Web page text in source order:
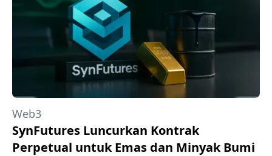
Web3
SynFutures Luncurkan Kontrak
Perpetual untuk Emas dan Minyak Bumi